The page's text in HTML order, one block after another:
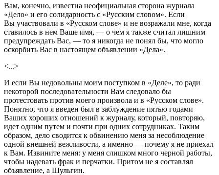
Вам, конечно, известна неофициальная сторона журнала
«Дело» и его солидарность с «Русским словом». Если
Вы участвовали в «Русском слове» и не возражали мне, когда
ставилось в нем Ваше имя, — о чем я также считал лишним
предупреждать Вас, — то я никогда не понял бы, что могло
оскорбить Вас в настоящем объявлении «Дела».
<...>
И если Вы недовольны моим поступком в «Деле», то ради
некоторой последовательности Вам следовало бы
протестовать против моего произвола и в «Русском слове».
Понятно, что я введен был в заблуждение пятью годами
Ваших хороших отношений к журналу, который, повторяю,
идет одним путем и почти при одних сотрудниках. Таким
образом, дело сводится к обвинению меня за несоблюдение
одной внешней вежливости, а именно — почему я не приехал
к Вам. Извините меня: у меня слишком много черной работы,
чтобы надевать фрак и перчатки. Притом не я составлял
объявление, а Шульгин.